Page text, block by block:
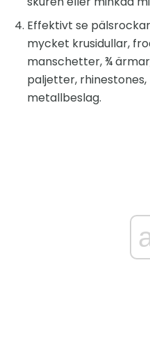
Effektivt se
mycket krusidullar,
manschetter, ¾
paljetter,
metallbeslag.